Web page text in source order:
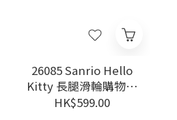
26085 Sanrio Hello
Kitty 長腿滑輪購物車
#TW-71126
HK$599.00